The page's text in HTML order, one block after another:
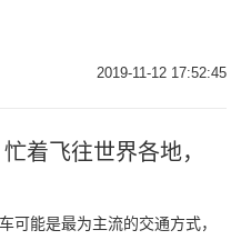
2019-11-12 17:52:45
着飞往世界各地，
可能是最为主流的交通方式，